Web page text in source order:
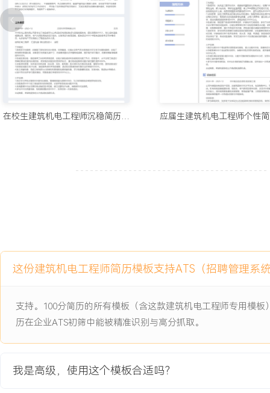
责系统培训及竣工资料整理移交，确保项目顺利通过竣工验收。
7.现场变更协调：处理施工过程中出现的各类设计变更与技术核定；
期的影响，编制变更申请单并协调业主、设计、监理方确认；建立
效控制因变更导致的成本增加，变更索赔成功率保持在XXX%以上。
工作业绩：
1.主导完成X个大型商业综合体及X个数据中心项目的电气与自控系
XXX余张，支撑项目总合同额超XXX亿元。
项目经历
2024-09 - 2025-12 XXX商业综合体机电总包工程
公司承接的集购物、办公、酒店于一体的超高层城市地标项目，总
房空间不足等问题，且业主对绿色建筑认证与节能运行有明确要求
这份建筑机电工程师简历模板支持ATS（招聘管理系
支持。100分简历的所有模板（含这款建筑机电工程师专用模
历在企业ATS初筛中能被精准识别与高分抓取。
我是高级，使用这个模板合适吗？